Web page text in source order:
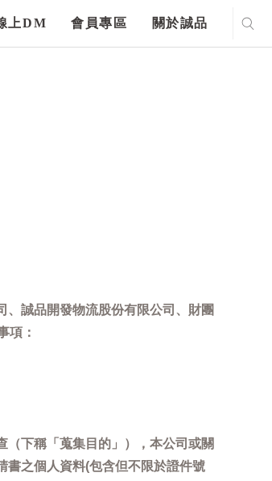
上DM 會員專區 關於誠品
誠品開發物流股份有限公司、財團
項：
下稱「蒐集目的」），本公司或關
書之個人資料(包含但不限於證件號